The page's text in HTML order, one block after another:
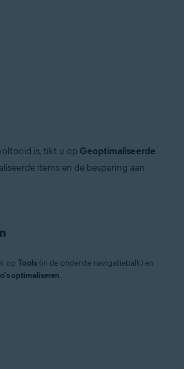
is, tikt u op Geoptimaliseerde
items en de besparing aan
op Tools (in de onderste navigatiebalk) en
optimaliseren